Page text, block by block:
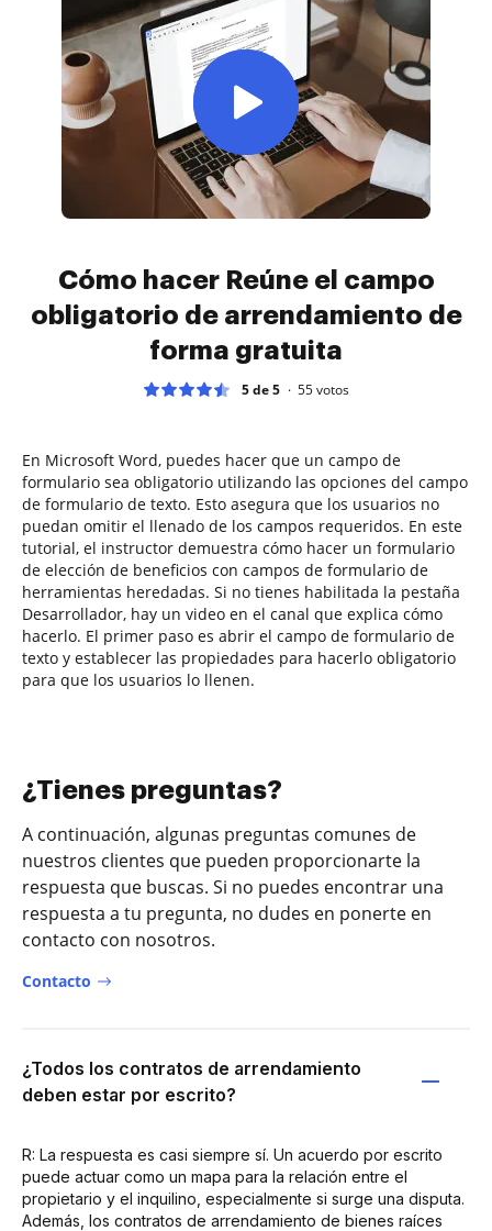
Cómo hacer Reúne el campo
obligatorio de arrendamiento de
forma gratuita
5 de 5 55votos
En Microsoft Word, puedes hacer que un campo de
formulario sea obligatorio utilizando las opciones del campo
de formulario de texto. Esto asegura que los usuarios no
puedan omitir el llenado de los campos requeridos. En este
tutorial, el instructor demuestra cómo hacer un formulario
de elección de beneficios con campos de formulario de
herramientas heredadas. Si no tienes habilitada la pestaña
Desarrollador, hay un video en el canal que explica cómo
hacerlo. El primer paso es abrir el campo de formulario de
texto y establecer las propiedades para hacerlo obligatorio
para que los usuarios lo llenen.
¿Tienes preguntas?
A continuación, algunas preguntas comunes de
nuestros clientes que pueden proporcionarte la
respuesta que buscas. Si no puedes encontrar una
respuesta a tu pregunta, no dudes en ponerte en
contacto con nosotros.
Contacto
¿Todos los contratos de arrendamiento
deben estar por escrito?
R: La respuesta es casi siempre sí. Un acuerdo por escrito
puede actuar como un mapa para la relación entre el
propietario y el inquilino, especialmente si surge una disputa.
Además, los contratos de arrendamiento de bienes raíces